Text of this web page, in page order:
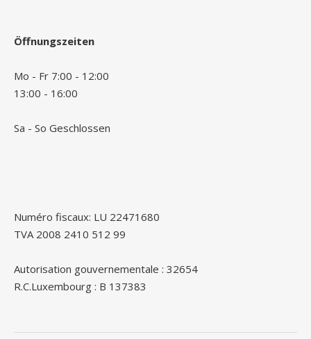
Öffnungszeiten
Mo - Fr 7:00 - 12:00
13:00 - 16:00
Sa - So Geschlossen
Numéro fiscaux: LU 22471680
TVA 2008 2410 512 99
Autorisation gouvernementale : 32654
R.C.Luxembourg : B 137383